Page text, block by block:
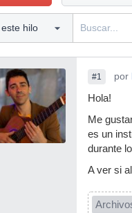
#1 por
Hola!
Me
es un
durante
A ver si